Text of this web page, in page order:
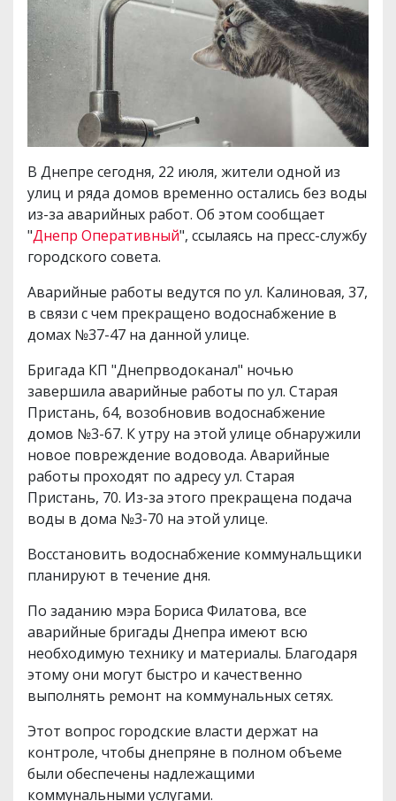
В Днепре сегодня, 22 июля, жители одной из
улиц и ряда домов временно остались без воды
из-за аварийных работ. Об этом сообщает
"Днепр Оперативный", ссылаясь на пресс-службу
городского совета.
Аварийные работы ведутся по ул. Калиновая, 37,
в связи с чем прекращено водоснабжение в
домах №37-47 на данной улице.
Бригада КП "Днепрводоканал" ночью
завершила аварийные работы по ул. Старая
Пристань, 64, возобновив водоснабжение
домов №3-67. К утру на этой улице обнаружили
новое повреждение водовода. Аварийные
работы проходят по адресу ул. Старая
Пристань, 70. Из-за этого прекращена подача
воды в дома №3-70 на этой улице.
Восстановить водоснабжение коммунальщики
планируют в течение дня.
По заданию мэра Бориса Филатова, все
аварийные бригады Днепра имеют всю
необходимую технику и материалы. Благодаря
этому они могут быстро и качественно
выполнять ремонт на коммунальных сетях.
Этот вопрос городские власти держат на
контроле, чтобы днепряне в полном объеме
были обеспечены надлежащими
коммунальными услугами.